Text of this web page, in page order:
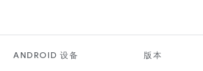
ANDROID 设备
版本